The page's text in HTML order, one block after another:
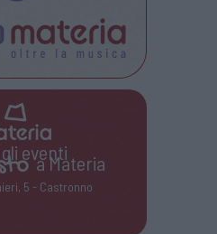
eventi
a Materia
5 - Castronno